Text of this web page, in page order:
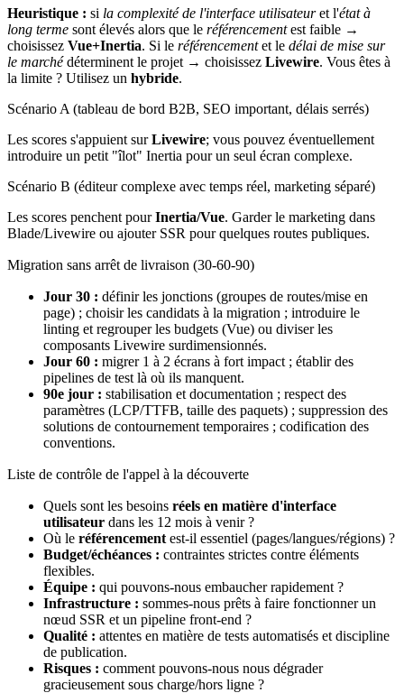
Heuristique : si la complexité de l'interface utilisateuret l'état à
long terme sont élevés alors que le référencementest faible →
choisissez Vue+Inertia. Si le référencementet le délai de mise sur
le marchédéterminent le projet → choisissez Livewire. Vous êtes à
la limite ? Utilisez un hybride.
Scénario A (tableau de bord B2B, SEO important, délais serrés)
Les scores s'appuient surLivewire; vous pouvez éventuellement
introduire un petit "îlot" Inertia pour un seul écran complexe.
Scénario B (éditeur complexe avec temps réel, marketing séparé)
Les scores penchent pourInertia/Vue. Garder le marketing dans
Blade/Livewire ou ajouter SSR pour quelques routes publiques.
Migration sans arrêt de livraison (30-60-90)
Jour 30 : définir les jonctions (groupes de routes/mise en
page) ; choisir les candidats à la migration ; introduire le
linting et regrouper les budgets (Vue) ou diviser les
composants Livewire surdimensionnés.
Jour 60 : migrer 1 à 2 écrans à fort impact ; établir des
pipelines de test là où ils manquent.
90e jour : stabilisation et documentation ; respect des
paramètres (LCP/TTFB, taille des paquets) ; suppression des
solutions de contournement temporaires ; codification des
conventions.
Liste de contrôle de l'appel à la découverte
Quels sont les besoins réels en matière d'interface
utilisateur dans les 12 mois à venir ?
Où le référencement est-il essentiel (pages/langues/régions) ?
Budget/échéances : contraintes strictes contre éléments
flexibles.
Équipe : qui pouvons-nous embaucher rapidement ?
Infrastructure : sommes-nous prêts à faire fonctionner un
nœud SSR et un pipeline front-end ?
Qualité : attentes en matière de tests automatisés et discipline
de publication.
Risques : comment pouvons-nous nous dégrader
gracieusement sous charge/hors ligne ?